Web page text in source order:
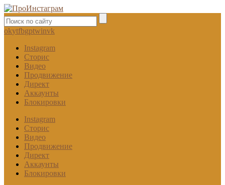
okytfbgptwinvk
Instagram
Сторис
Видео
Продвижение
Директ
Аккаунты
Блокировки
Instagram
Сторис
Видео
Продвижение
Директ
Аккаунты
Блокировки